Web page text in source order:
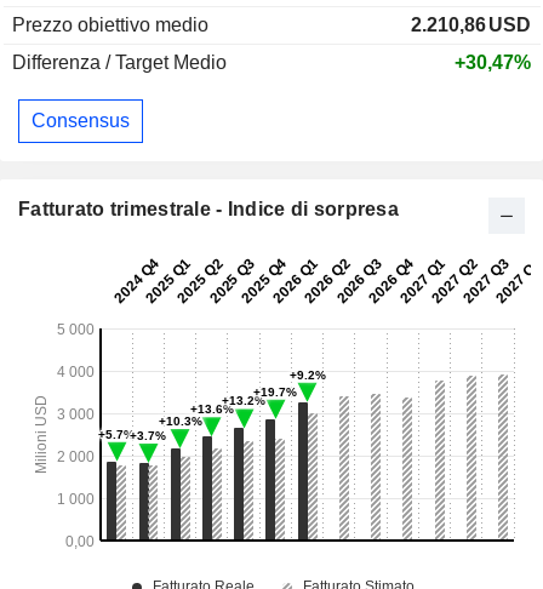
Prezzo obiettivo medio
2.210,86USD
Differenza / Target Medio
+30,47%
Consensus
Fatturato trimestrale - Indice di sorpresa